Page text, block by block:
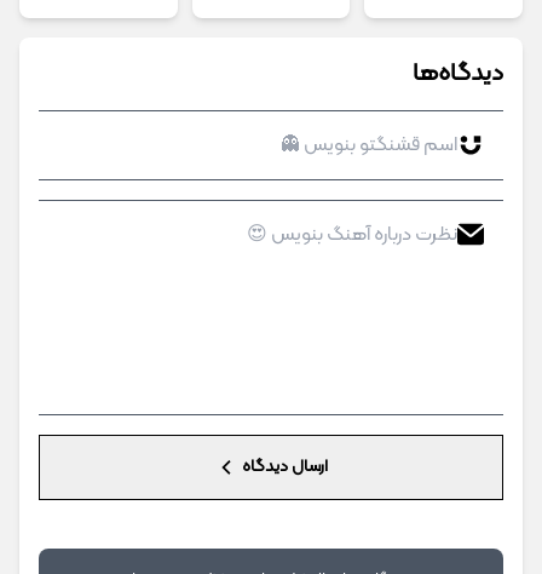
دیدگاه‌ها
ارسال دیدگاه